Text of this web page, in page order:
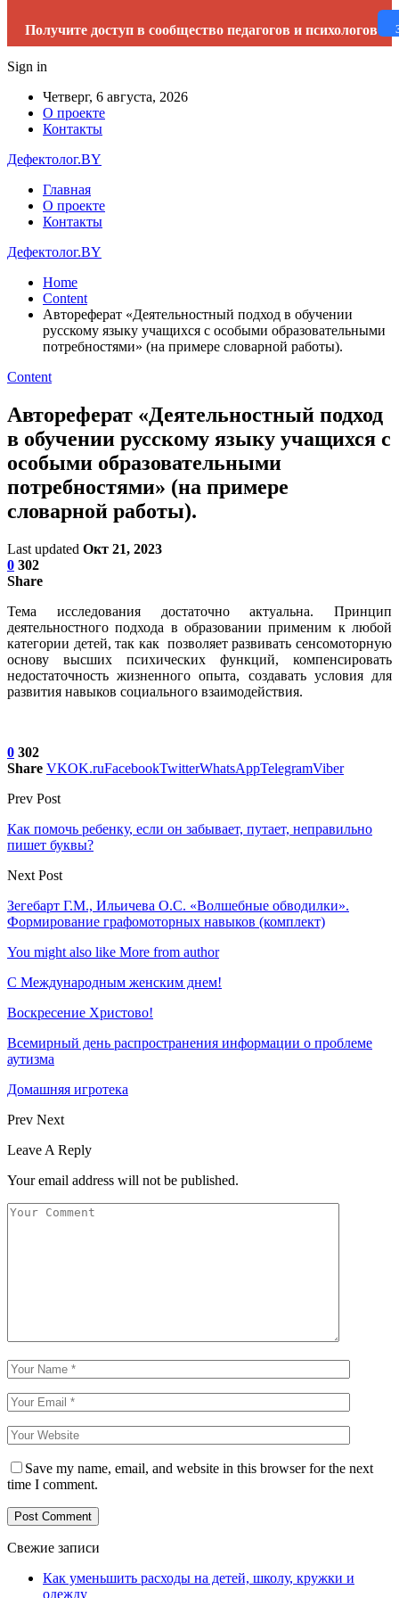
Получите доступ в сообщество педагогов и психологов
Sign in
Четверг, 6 августа, 2026
О проекте
Контакты
Дефектолог.BY
Главная
О проекте
Контакты
Дефектолог.BY
Home
Content
Автореферат «Деятельностный подход в обучении
русскому языку учащихся с особыми образовательными
потребностями» (на примере словарной работы).
Content
Автореферат «Деятельностный подход
в обучении русскому языку учащихся с
особыми образовательными
потребностями» (на примере
словарной работы).
Last updated Окт 21, 2023
0 302
Share
Тема исследования достаточно актуальна. Принцип
деятельностного подхода в образовании применим к любой
категории детей, так как позволяет развивать сенсомоторную
основу высших психических функций, компенсировать
недостаточность жизненного опыта, создавать условия для
развития навыков социального взаимодействия.
0 302
Share VKOK.ruFacebookTwitterWhatsAppTelegramViber
Prev Post
Как помочь ребенку, если он забывает, путает, неправильно
пишет буквы?
Next Post
Зегебарт Г.М., Ильичева О.С. «Волшебные обводилки».
Формирование графомоторных навыков (комплект)
You might also like More from author
С Международным женским днем!
Воскресение Xристово!
Всемирный день распространения информации о проблеме
аутизма
Домашняя игротека
Prev Next
Leave A Reply
Your email address will not be published.
Save my name, email, and website in this browser for the next
time I comment.
Свежие записи
Как уменьшить расходы на детей, школу, кружки и
одежду